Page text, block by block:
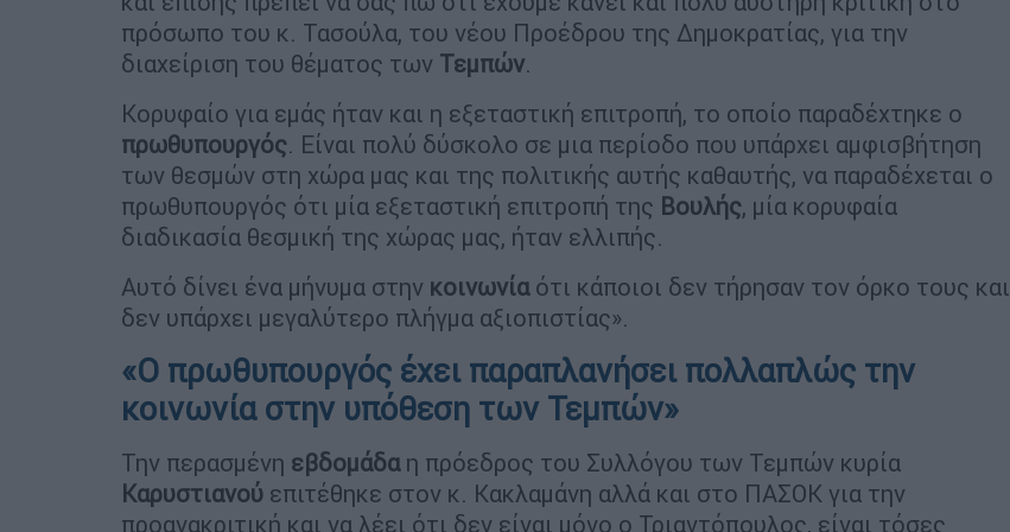
πρόσωπο του κ. Τασούλα, του νέου Προέδρου της Δημοκρατίας, για την
διαχείριση του θέματος των Τεμπών.
Κορυφαίο για εμάς ήταν και η εξεταστική επιτροπή, το οποίο παραδέχτηκε ο
πρωθυπουργός. Είναι πολύ δύσκολο σε μια περίοδο που υπάρχει αμφισβήτηση
των θεσμών στη χώρα μας και της πολιτικής αυτής καθαυτής, να παραδέχεται ο
πρωθυπουργός ότι μία εξεταστική επιτροπή της Βουλής, μία κορυφαία
διαδικασία θεσμική της χώρας μας, ήταν ελλιπής.
Αυτό δίνει ένα μήνυμα στην κοινωνίαότι κάποιοι δεν τήρησαν τον όρκο τους και
δεν υπάρχει μεγαλύτερο πλήγμα αξιοπιστίας».
«Ο πρωθυπουργός έχει παραπλανήσει πολλαπλώς την
κοινωνία στην υπόθεση των Τεμπών»
Την περασμένη εβδομάδαη πρόεδρος του Συλλόγου των Τεμπών κυρία
Καρυστιανού επιτέθηκε στον κ. Κακλαμάνη αλλά και στο ΠΑΣΟΚ για την
προανακριτική και να λέει ότι δεν είναι μόνο ο Τριαντόπουλος, είναι τόσες